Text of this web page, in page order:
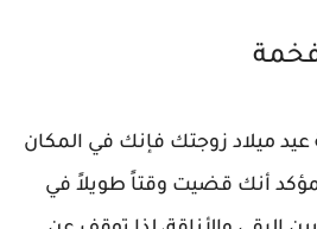
فخمة
ميلاد زوجتك فإنك في المكان
أنك قضيت وقتاً طويلاً في